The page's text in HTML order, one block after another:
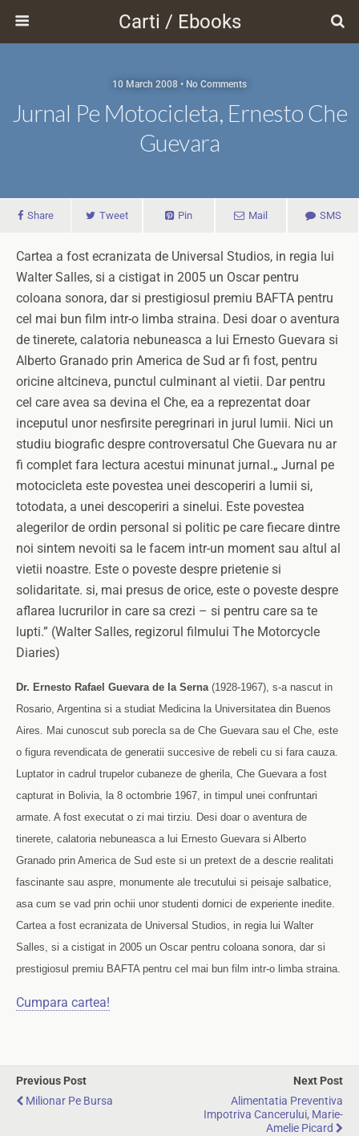
Carti / Ebooks
10 March 2008 • No Comments
Jurnal Pe Motocicleta, Ernesto Che
Guevara
Share Tweet Pin Mail SMS
Cartea a fost ecranizata de Universal Studios, in regia lui
Walter Salles, si a cistigat in 2005 un Oscar pentru
coloana sonora, dar si prestigiosul premiu BAFTA pentru
cel mai bun film intr-o limba straina. Desi doar o aventura
de tinerete, calatoria nebuneasca a lui Ernesto Guevara si
Alberto Granado prin America de Sud ar fi fost, pentru
oricine altcineva, punctul culminant al vietii. Dar pentru
cel care avea sa devina el Che, ea a reprezentat doar
inceputul unor nesfirsite peregrinari in jurul lumii. Nici un
studiu biografic despre controversatul Che Guevara nu ar
fi complet fara lectura acestui minunat jurnal.„ Jurnal pe
motocicleta este povestea unei descoperiri a lumii si,
totodata, a unei descoperiri a sinelui. Este povestea
alegerilor de ordin personal si politic pe care fiecare dintre
noi sintem nevoiti sa le facem intr-un moment sau altul al
vietii noastre. Este o poveste despre prietenie si
solidaritate. si, mai presus de orice, este o poveste despre
aflarea lucrurilor in care sa crezi – si pentru care sa te
lupti.” (Walter Salles, regizorul filmului The Motorcycle
Diaries)
Dr. Ernesto Rafael Guevara de la Serna(1928-1967), s-a nascut in
Rosario, Argentina si a studiat Medicina la Universitatea din Buenos
Aires. Mai cunoscut sub porecla sa de Che Guevara sau el Che, este
o figura revendicata de generatii succesive de rebeli cu si fara cauza.
Luptator in cadrul trupelor cubaneze de gherila, Che Guevara a fost
capturat in Bolivia, la 8 octombrie 1967, in timpul unei confruntari
armate. A fost executat o zi mai tirziu. Desi doar o aventura de
tinerete, calatoria nebuneasca a lui Ernesto Guevara si Alberto
Granado prin America de Sud este si un pretext de a descrie realitati
fascinante sau aspre, monumente ale trecutului si peisaje salbatice,
asa cum se vad prin ochii unor studenti dornici de experiente inedite.
Cartea a fost ecranizata de Universal Studios, in regia lui Walter
Salles, si a cistigat in 2005 un Oscar pentru coloana sonora, dar si
prestigiosul premiu BAFTA pentru cel mai bun film intr-o limba straina.
Cumpara cartea!
Previous Post
Milionar Pe Bursa
Next Post
Alimentatia Preventiva
Impotriva Cancerului, Marie-
Amelie Picard